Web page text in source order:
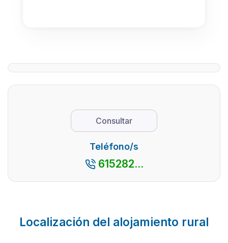
Consultar
Teléfono/s
615282...
Localización del alojamiento rural